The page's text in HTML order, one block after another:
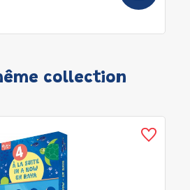
collection